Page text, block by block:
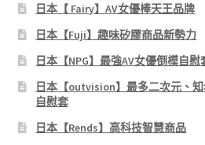
日本【 Fairy】AV女優棒天王品牌
日本【Fuji】趣味矽膠商品新勢力
日本【NPG】最強AV女優倒模自慰
日本【outvision】最多二次元、
自慰套
日本【Rends】高科技智慧商品